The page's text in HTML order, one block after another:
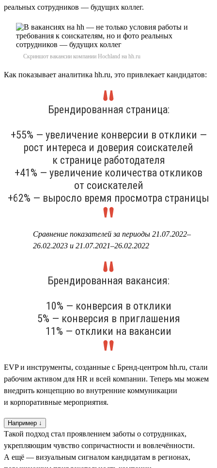
реальных сотрудников — будущих коллег.
Скриншот вакансии компании Hochland на hh.ru
Как показывает аналитика hh.ru, это привлекает кандидатов:
Брендированная страница:
+55% — увеличение конверсии в отклики —
рост интереса и доверия соискателей
к странице работодателя
+41% — увеличение количества откликов
от соискателей
+62% — выросло время просмотра страницы
Сравнение показателей за периоды 21.07.2022–
26.02.2023 и 21.07.2021–26.02.2022
Брендированная вакансия:
10% — конверсия в отклики
5% — конверсия в приглашения
11% — отклики на вакансии
EVP и инструменты, созданные с Бренд-центром hh.ru, стали
рабочим активом для HR и всей компании. Теперь мы можем
внедрить концепцию во внутренние коммуникации
и корпоративные мероприятия.
Например ↓
Такой подход стал проявлением заботы о сотрудниках,
укрепляющим чувство сопричастности и вовлечённости.
А ещё — визуальным сигналом кандидатам в регионах,